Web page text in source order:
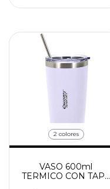
2 colores
VASO 600ml
TERMICO CON TAPA